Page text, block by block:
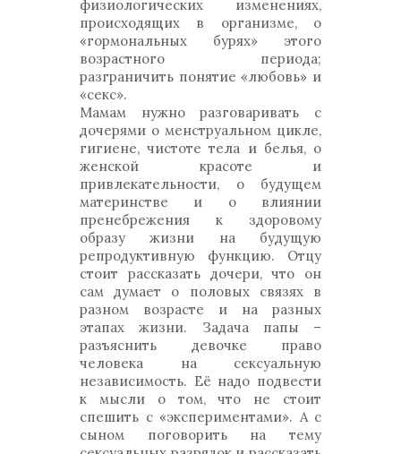
физиологических изменениях,
происходящих в организме, о
«гормональных бурях» этого
возрастного периода;
разграничить понятие «любовь» и
«секс».
Мамам нужно разговаривать с
дочерями о менструальном цикле,
гигиене, чистоте тела и белья, о
женской красоте и
привлекательности, о будущем
материнстве и о влиянии
пренебрежения к здоровому
образу жизни на будущую
репродуктивную функцию. Отцу
стоит рассказать дочери, что он
сам думает о половых связях в
разном возрасте и на разных
этапах жизни. Задача папы –
разъяснить девочке право
человека на сексуальную
независимость. Её надо подвести
к мысли о том, что не стоит
спешить с «экспериментами». А с
сыном поговорить на тему